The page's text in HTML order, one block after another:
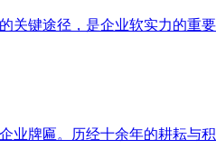
关键途径，是企业软实力的重
业牌匾。历经十余年的耕耘与